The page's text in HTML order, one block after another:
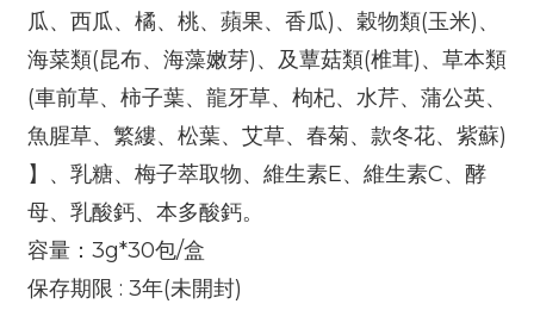
瓜、西瓜、橘、桃、蘋果、香瓜)、穀物類(玉米)、
海菜類(昆布、海藻嫩芽)、及蕈菇類(椎茸)、草本類
(車前草、柿子葉、龍牙草、枸杞、水芹、蒲公英、
魚腥草、繁縷、松葉、艾草、春菊、款冬花、紫蘇)
】、乳糖、梅子萃取物、維生素E、維生素C、酵
母、乳酸鈣、本多酸鈣。
容量：3g*30包/盒
保存期限 : 3年(未開封)